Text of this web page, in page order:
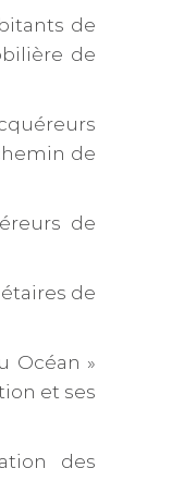
de
de
de
de
de
Océan »
et ses
des